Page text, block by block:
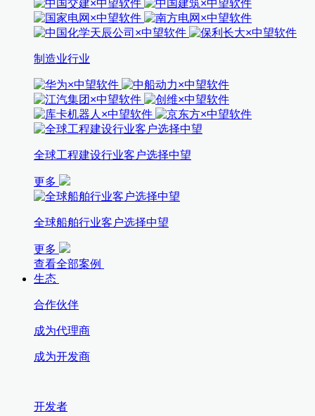
制造业行业
全球工程建设行业客户选择中望
更多
全球船舶行业客户选择中望
更多
查看全部案例
生态
合作伙伴
成为代理商
成为开发商
开发者